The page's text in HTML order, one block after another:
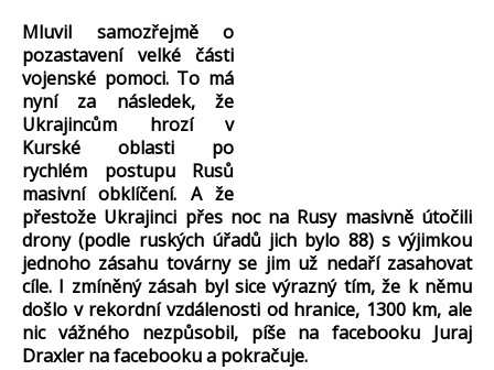
Mluvil samozřejmě o
pozastavení velké části
vojenské pomoci. To má
nyní za následek, že
Ukrajincům hrozí v
Kurské oblasti po
rychlém postupu Rusů
masivní obklíčení. A že
přestože Ukrajinci přes noc na Rusy masivně útočili
drony (podle ruských úřadů jich bylo 88) s výjimkou
jednoho zásahu továrny se jim už nedaří zasahovat
cíle. I zmíněný zásah byl sice výrazný tím, že k němu
došlo v rekordní vzdálenosti od hranice, 1300 km, ale
nic vážného nezpůsobil, píše na facebooku Juraj
Draxler na facebooku a pokračuje.